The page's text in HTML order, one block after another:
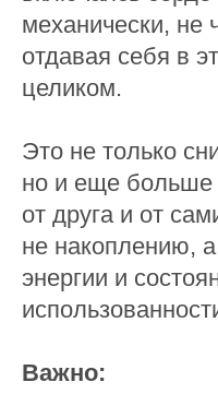
механически, не
отдавая себя в
целиком.
Это не только
но и еще больше
от друга и от
не накоплению,
энергии и
Важно: